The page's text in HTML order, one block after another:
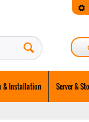
& Installation Server &